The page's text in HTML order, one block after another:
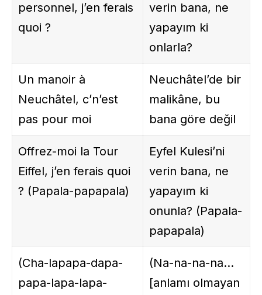
personnel, j’en ferais
quoi ?
verin bana, ne
yapayım ki
onlarla?
Un manoir à
Neuchâtel, c’n’est
pas pour moi
Neuchâtel’de bir
malikâne, bu
bana göre değil
Offrez-moi la Tour
Eiffel, j’en ferais quoi
? (Papala-papapala)
Eyfel Kulesi’ni
verin bana, ne
yapayım ki
onunla? (Papala-
papapala)
(Cha-lapapa-dapa-
papa-lapa-lapa-
(Na-na-na-na…
[anlamı olmayan